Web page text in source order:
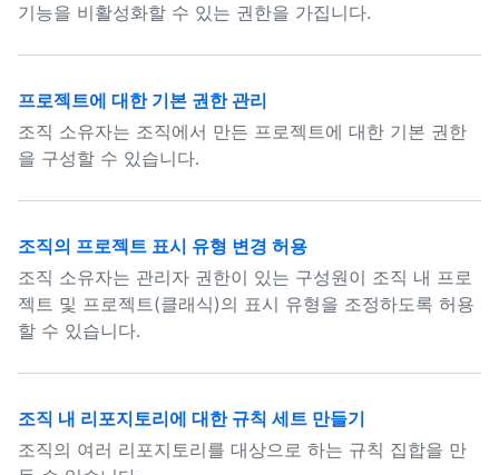
기능을 비활성화할 수 있는 권한을 가집니다.
프로젝트에 대한 기본 권한 관리
조직 소유자는 조직에서 만든 프로젝트에 대한 기본 권한
을 구성할 수 있습니다.
조직의 프로젝트 표시 유형 변경 허용
조직 소유자는 관리자 권한이 있는 구성원이 조직 내 프로
젝트 및 프로젝트(클래식)의 표시 유형을 조정하도록 허용
할 수 있습니다.
조직 내 리포지토리에 대한 규칙 세트 만들기
조직의 여러 리포지토리를 대상으로 하는 규칙 집합을 만